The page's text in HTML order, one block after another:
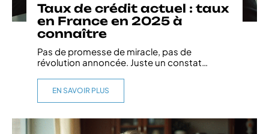
Taux de crédit actuel : taux
en France en 2025 à
connaître
Pas de promesse de miracle, pas de
révolution annoncée. Juste un constat
EN SAVOIR PLUS